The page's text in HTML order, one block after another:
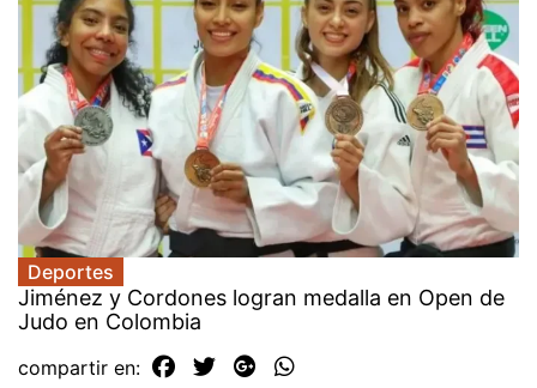
Deportes
Jiménez y Cordones logran medalla en Open de
Judo en Colombia
compartir en: